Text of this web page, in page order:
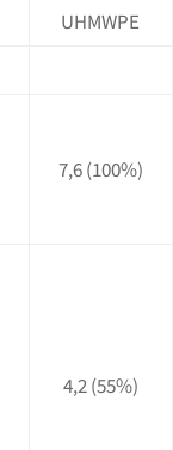
UHMWPE
7,6(100%)
4,2(55%)